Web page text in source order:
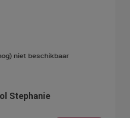
Stephanie